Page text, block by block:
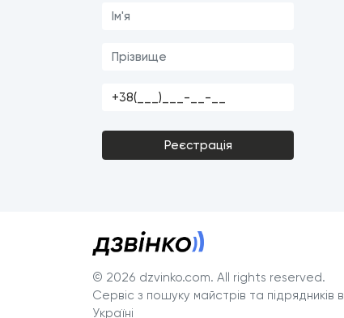
Реєстрація
© 2026 dzvinko.com. All rights reserved.
Сервіс з пошуку майстрів та підрядників в
Україні